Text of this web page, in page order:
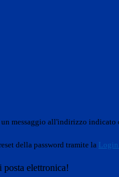
messaggio all'indirizzo indicato
della password tramite la Login
elettronica!